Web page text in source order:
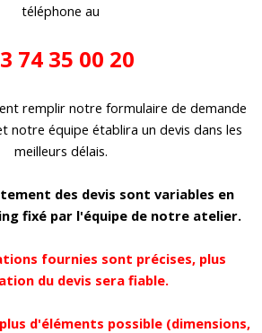
téléphone au
74 35 00 20
remplir notre formulaire de demande
notre équipe établira un devis dans les
meilleurs délais.
des devis sont variables en
fixé par l'équipe de notre atelier.
fournies sont précises, plus
du devis sera fiable.
d'éléments possible (dimensions,